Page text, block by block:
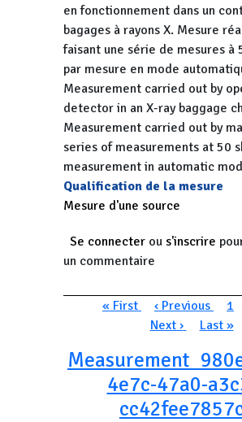
en fonctionnement dans un
bagages à rayons X. Mesure
faisant une série de mesures à
par mesure en mode
Measurement carried out by
detector in an X-ray baggage
Measurement carried out by
series of measurements at 50
measurement in automatic
Qualification de la mesure
Mesure d'une source
Se connecter ou s'inscrire
un commentaire
Pagination
Première page
« First Page précédente
‹ Previous 1
Next ›
Last »
4e7c-47a0-